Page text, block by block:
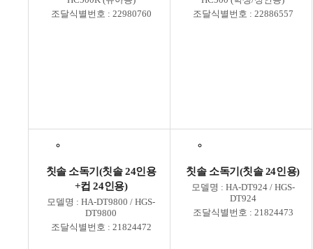
· 소방위생 소독건조기
조달식별번호 : 22980760
조달식별번호 : 22886557
칫솔 소독기(칫솔 24인용
+컵 24인용)
모델명 : HA-DT9800 / HGS-
DT9800
조달식별번호 : 21824472
칫솔 소독기(칫솔 24인용)
모델명 : HA-DT924 / HGS-
DT924
조달식별번호 : 21824473